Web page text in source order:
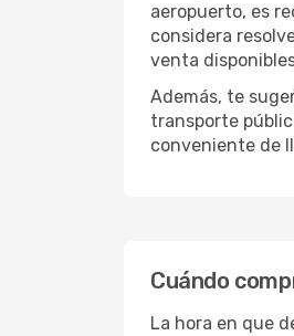
aeropuerto, es
considera
venta
Además, te
transporte
conveniente de
Cuándo
La hora en que